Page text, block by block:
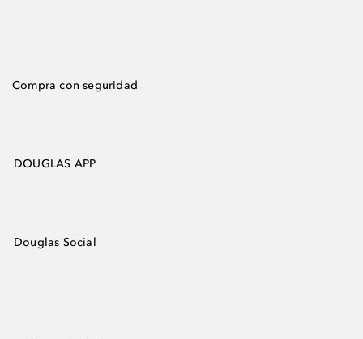
Compra con seguridad
DOUGLAS APP
Douglas Social